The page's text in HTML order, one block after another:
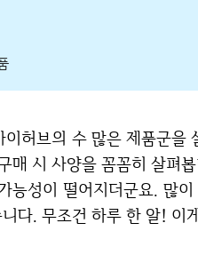
시 사양을 꼼꼼히 살펴
성이 떨어지더군요. 많
다. 무조건 하루 한 알! 이